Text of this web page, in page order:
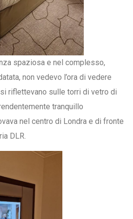
spaziosa e nel complesso,
non vedevo l’ora di vedere
si riflettevano sulle torri di vetro di
tranquillo
nel centro di Londra e di fronte
DLR.